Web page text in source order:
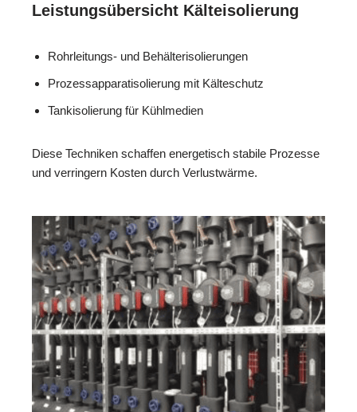
Leistungsübersicht Kälteisolierung
Rohrleitungs- und Behälterisolierungen
Prozessapparatisolierung mit Kälteschutz
Tankisolierung für Kühlmedien
Diese Techniken schaffen energetisch stabile Prozesse
und verringern Kosten durch Verlustwärme.